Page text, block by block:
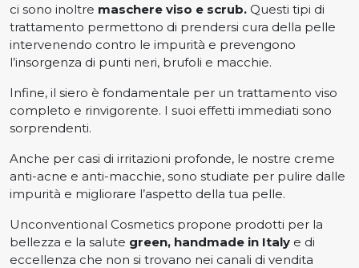
ci sono inoltre maschere viso e scrub. Questi tipi di
trattamento permettono di prendersi cura della pelle
intervenendo contro le impurità e prevengono
l’insorgenza di punti neri, brufoli e macchie.
Infine, il siero è fondamentale per un trattamento viso
completo e rinvigorente. I suoi effetti immediati sono
sorprendenti.
Anche per casi di irritazioni profonde, le nostre creme
anti-acne e anti-macchie, sono studiate per pulire dalle
impurità e migliorare l’aspetto della tua pelle.
Unconventional Cosmetics propone prodotti per la
bellezza e la salute green, handmade in Italy e di
eccellenza che non si trovano nei canali di vendita